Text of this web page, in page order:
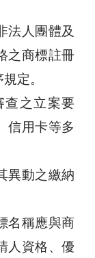
法人團體及
之商標註冊
定。
查之立案要
信用卡等多
異動之繳納
名稱應與商
人資格、優